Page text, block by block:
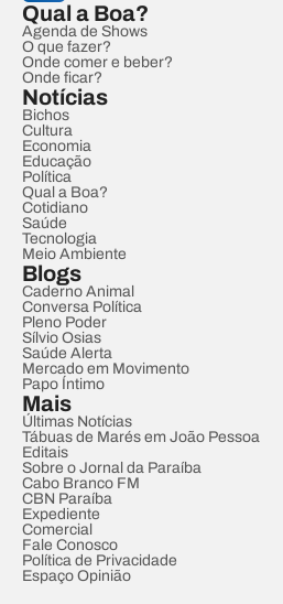
Qual a Boa?
Agenda de Shows
O que fazer?
Onde comer e beber?
Onde ficar?
Notícias
Bichos
Cultura
Economia
Educação
Política
Qual a Boa?
Cotidiano
Saúde
Tecnologia
Meio Ambiente
Blogs
Caderno Animal
Conversa Política
Pleno Poder
Sílvio Osias
Saúde Alerta
Mercado em Movimento
Papo Íntimo
Mais
Últimas Notícias
Tábuas de Marés em João Pessoa
Editais
Sobre o Jornal da Paraíba
Cabo Branco FM
CBN Paraíba
Expediente
Comercial
Fale Conosco
Política de Privacidade
Espaço Opinião